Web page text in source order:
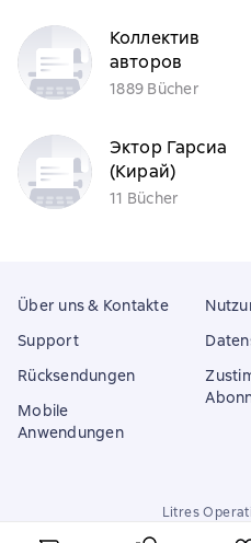
Коллектив
авторов
1889 Bücher
Эктор Гарсиа
(Кирай)
11 Bücher
Über uns & Kontakte
Support
Rücksendungen
Mobile
Anwendungen
Litres